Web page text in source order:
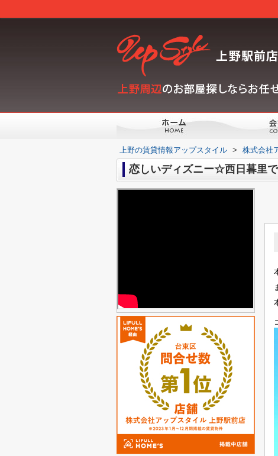
上野の賃貸情報アップスタイル > 株式会社
恋しいディズニー☆西日暮里